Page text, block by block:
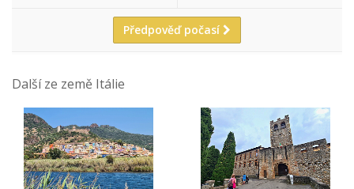
Předpověď počasí
Další ze země Itálie